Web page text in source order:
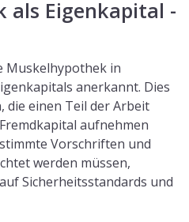
als Eigenkapital -
Muskelhypothek in
anerkannt. Dies
die einen Teil der Arbeit
aufnehmen
Vorschriften und
werden müssen,
Sicherheitsstandards und